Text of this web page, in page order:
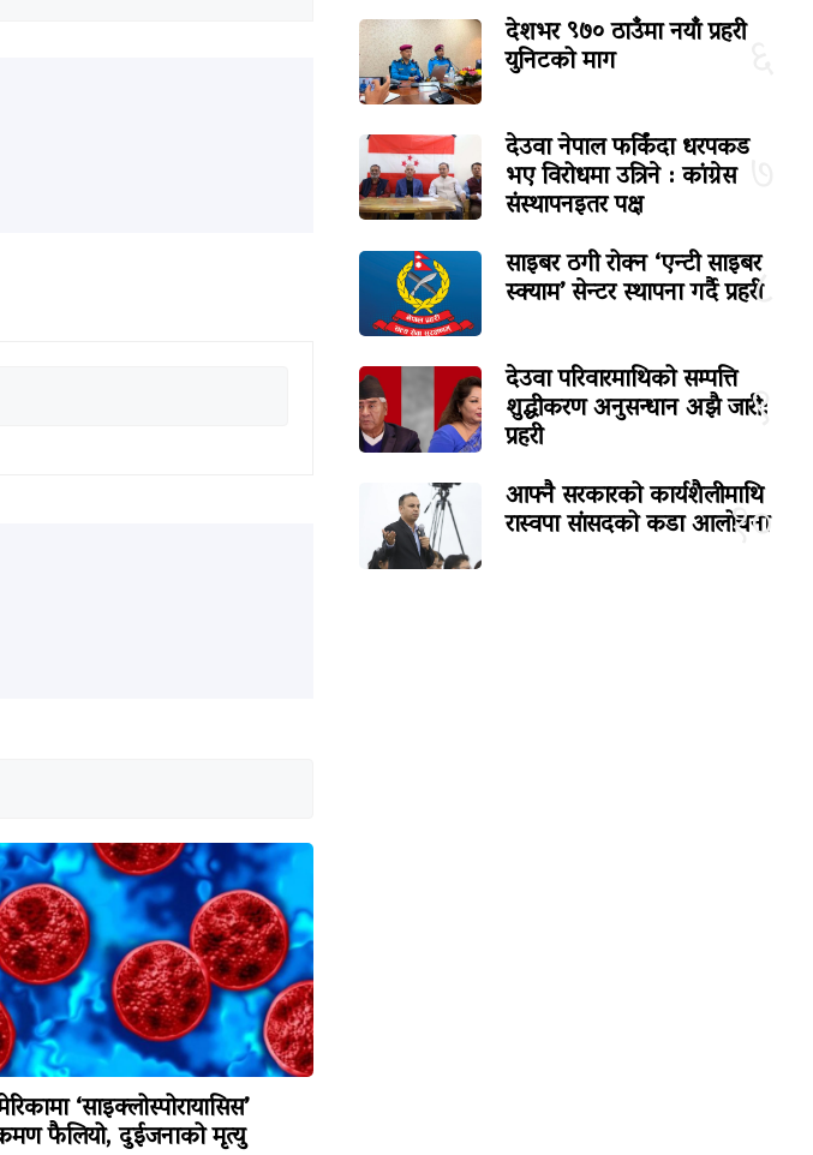
‘साइक्लोस्पोरायासिस’
फैलियो, दुईजनाको मृत्यु
देशभर ९७० ठाउँमा नयाँ प्रहरी
युनिटको माग
७
देउवा नेपाल फर्किंदा धरपकड
भए विरोधमा उत्रिने : कांग्रेस
संस्थापनइतर पक्ष
८
साइबर ठगी रोक्न ‘एन्टी साइबर
स्क्याम’ सेन्टर स्थापना गर्दै प्रहरी
९
देउवा परिवारमाथिको सम्पत्ति
शुद्धीकरण अनुसन्धान अझै जारी:
प्रहरी
१०
आफ्नै सरकारको कार्यशैलीमाथि
रास्वपा सांसदको कडा आलोचना